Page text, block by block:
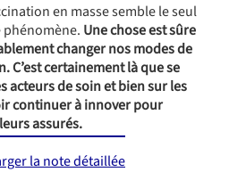
en masse semble le seul
Une chose est sûre
changer nos modes de
C’est certainement là que se
acteurs de soin et bien sur les
continuer à innover pour
assurés.
la note détaillée